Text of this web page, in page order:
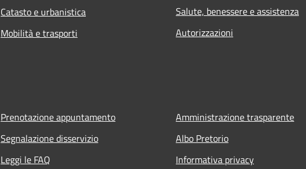
Catasto e urbanistica
Mobilità e trasporti
Salute, benessere e assistenza
Autorizzazioni
Prenotazione appuntamento
Segnalazione disservizio
Leggi le FAQ
Amministrazione trasparente
Albo Pretorio
Informativa privacy